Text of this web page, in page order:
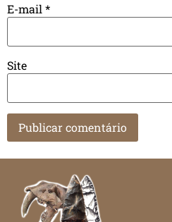
E-mail *
Site